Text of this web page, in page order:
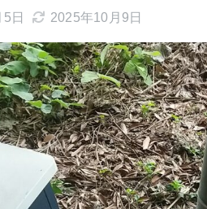
日 2025年10月9日